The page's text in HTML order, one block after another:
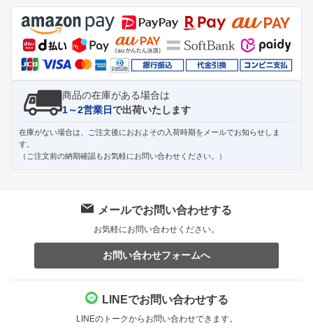
ジト
ップ
へ
商品の在庫がある場合は
1～2営業日で出荷いたします
在庫がない場合は、ご注文後におおよその入荷時期をメールでお知らせしま
す。
（ご注文前の納期確認もお気軽にお問い合わせください。）
メールでお問い合わせする
お気軽にお問い合わせください。
お問い合わせフォームへ
LINEでお問い合わせする
LINEのトークからお問い合わせできます。